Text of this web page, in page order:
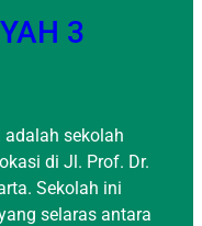
3
sekolah
di Jl. Prof. Dr.
Sekolah ini
selaras antara